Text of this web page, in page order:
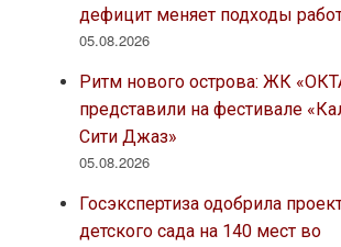
дефицит меняет подходы
05.08.2026
Ритм нового острова: ЖК
представили на фестивале
Сити Джаз»
05.08.2026
Госэкспертиза одобрила
детского сада на 140 мест во